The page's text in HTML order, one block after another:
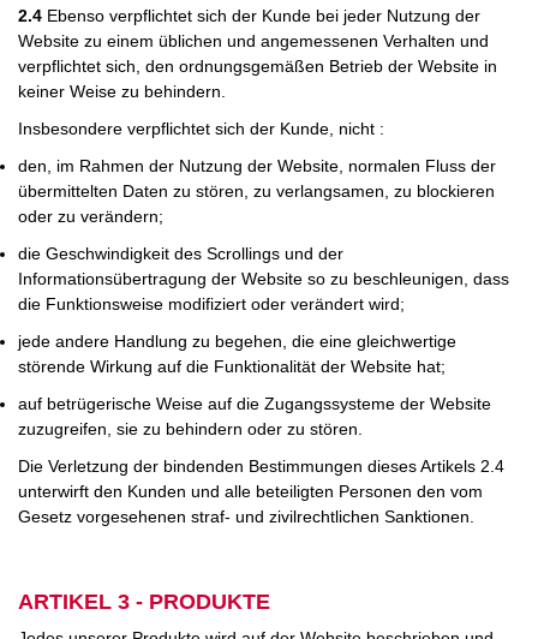
2.4 Ebenso verpflichtet sich der Kunde bei jeder Nutzung der
Website zu einem üblichen und angemessenen Verhalten und
verpflichtet sich, den ordnungsgemäßen Betrieb der Website in
keiner Weise zu behindern.
Insbesondere verpflichtet sich der Kunde, nicht :
den, im Rahmen der Nutzung der Website, normalen Fluss der
übermittelten Daten zu stören, zu verlangsamen, zu blockieren
oder zu verändern;
die Geschwindigkeit des Scrollings und der
Informationsübertragung der Website so zu beschleunigen, dass
die Funktionsweise modifiziert oder verändert wird;
jede andere Handlung zu begehen, die eine gleichwertige
störende Wirkung auf die Funktionalität der Website hat;
auf betrügerische Weise auf die Zugangssysteme der Website
zuzugreifen, sie zu behindern oder zu stören.
Die Verletzung der bindenden Bestimmungen dieses Artikels 2.4
unterwirft den Kunden und alle beteiligten Personen den vom
Gesetz vorgesehenen straf- und zivilrechtlichen Sanktionen.
ARTIKEL 3 - PRODUKTE